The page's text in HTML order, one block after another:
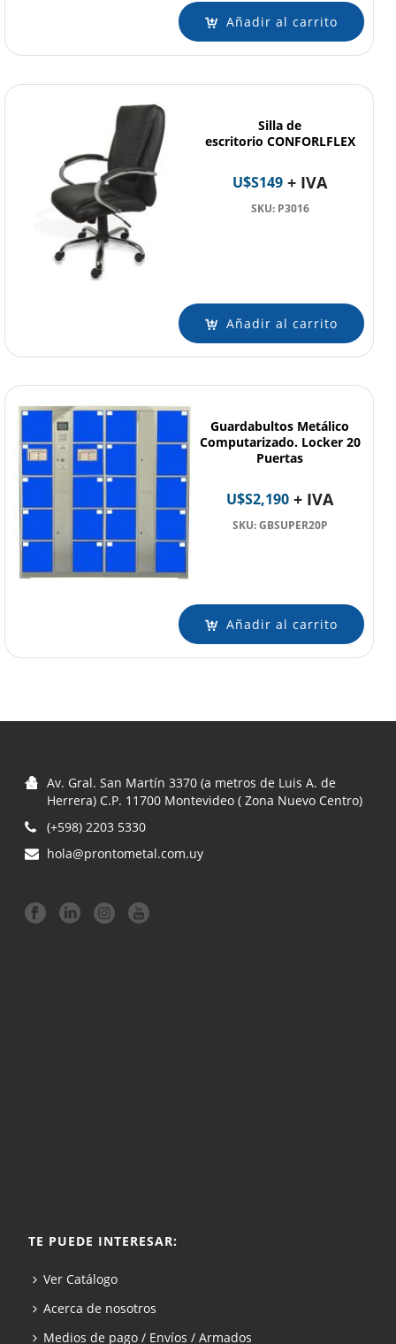
Añadir al carrito
Silla de
escritorio CONFORLFLEX
U$S149 + IVA
SKU: P3016
Añadir al carrito
Guardabultos Metálico
Computarizado. Locker 20
Puertas
U$S2,190 + IVA
SKU: GBSUPER20P
Añadir al carrito
Av. Gral. San Martín 3370 (a metros de Luis A. de
Herrera) C.P. 11700 Montevideo ( Zona Nuevo Centro)
(+598) 2203 5330
hola@prontometal.com.uy
TE PUEDE INTERESAR:
Ver Catálogo
Acerca de nosotros
Medios de pago / Envíos / Armados